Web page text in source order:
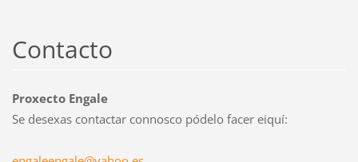
Contacto
Proxecto Engale
Se desexas contactar connosco pódelo facer eiquí: